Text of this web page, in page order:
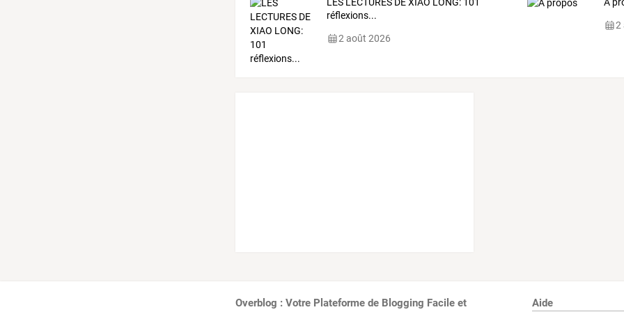
LES LECTURES DE XIAO LONG: 101
réflexions...
2 août 2026
A
2
Overblog : Votre Plateforme de Blogging Facile et
Aide